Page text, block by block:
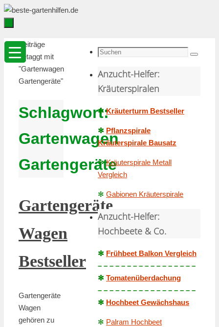
Zum
Inhalt
springen
Startseite
Beiträge
getaggt mit
"Gartenwagen
Gartengeräte"
Schlagwort:
Gartenwagen
Gartengeräte
Gartengeräte
Wagen
Bestseller
Gartengeräte
Wagen
gehören zu
Suche
Suchen
Anzucht-Helfer:
Kräuterspiralen
✻ Kräuterturm Bestseller
✻ Pflanzspirale
Kräuterspirale Bausatz
✻ Kräuterspirale Metall
Vergleich
✻ Gabionen Kräuterspirale
Anzucht-Helfer:
Hochbeete & Co.
✻ Frühbeet Balkon Vergleich
– – – – – – – – – – – – – – – – –
✻ Tomatenüberdachung
– – – – – – – – – – – – – – – – –
✻ Hochbeet Gewächshaus
✻ Palram Hochbeet